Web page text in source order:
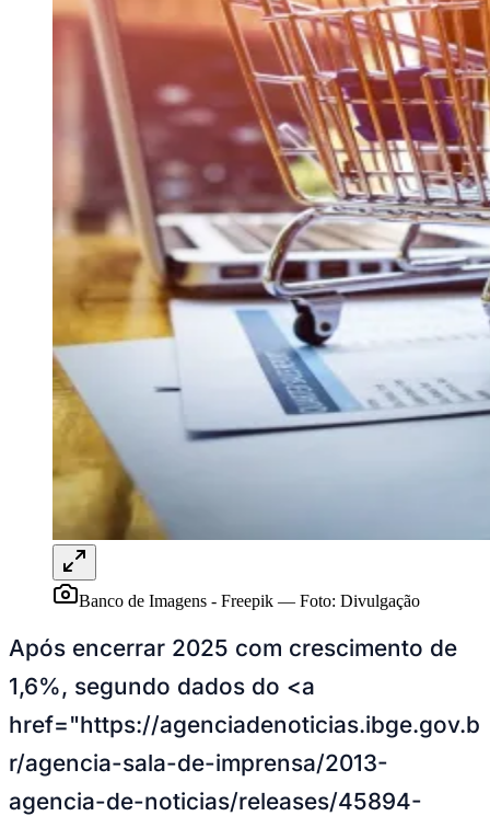
Anuncie no Portal
Guia de Empresas
Divulgar Vagas
Publicidade Legal
Negócios Regionais
Turismo
Segurança Regional
Hospitais Estaduais
Parques & Represas
Cidades da Região
Santana de Parnaíba
OsascoCarapicuíbaJandiraItapeviCotiaPirapora
do Bom Jesus AraçariguamaCajamarCaieirasFranco da
Francisco MoratoTaboão da SerraEmbu das ArtesSão Roque
Para Sua Empresa
Anuncie Regional
Guia de Empresas
Vagas na Região
Hub de Negócios
Guia Comercial
Selo Verificado
Portal Educacional
Agenda de Vestibulares
Vagas de Emprego
Panorama Econômico
Panorama Econômico
Para Sua Empresa
Anuncie no Portal
Verificar Empresa
Anunciar VagasNovo
Publicidade Legal
NFL
Banco de Imagens - Freepik — Foto: Divulgação
Após encerrar 2025 com crescimento de
1,6%, segundo dados do <a
href="https://agenciadenoticias.ibge.gov.b
r/agencia-sala-de-imprensa/2013-
agencia-de-noticias/releases/45894-